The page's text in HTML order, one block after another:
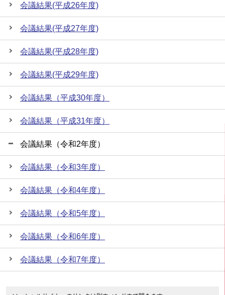
会議結果(平成26年度)
会議結果(平成27年度)
会議結果(平成28年度)
会議結果(平成29年度)
会議結果（平成30年度）
会議結果（平成31年度）
会議結果（令和2年度）
会議結果（令和3年度）
会議結果（令和4年度）
会議結果（令和5年度）
会議結果（令和6年度）
会議結果（令和7年度）